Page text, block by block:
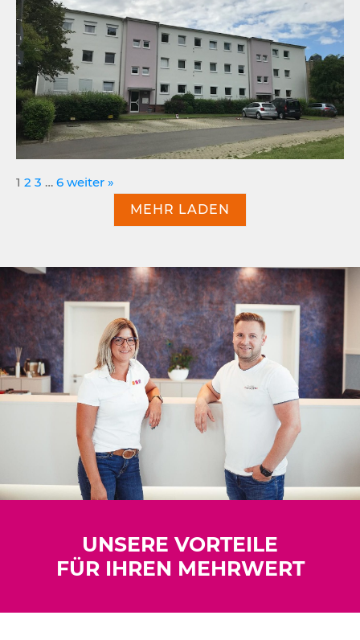
1 2 3 … 6 weiter »
MEHR LADEN
UNSERE VORTEILE
FÜR IHREN MEHRWERT